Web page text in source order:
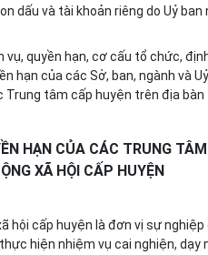
dấu và tài khoản riêng do Uỷ
vụ, quyền hạn, cơ cấu tổ chức,
hạn của các Sở, ban, ngành và
tâm cấp huyện trên địa bàn
HẠN CỦA CÁC TRUNG
XÃ HỘI CẤP HUYỆN
hội cấp huyện là đơn vị sự
hiện nhiệm vụ cai nghiện, dạy